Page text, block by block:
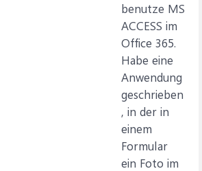
benutze MS
ACCESS im
Office 365.
Habe eine
Anwendung
geschrieben
, in der in
einem
Formular
ein Foto im